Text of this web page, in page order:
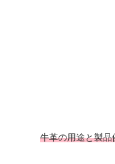
牛革の用途と製品